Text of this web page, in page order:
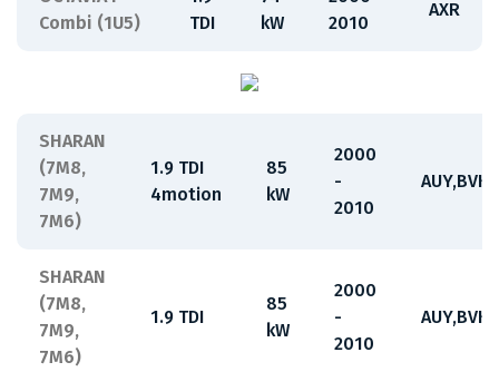
Combi (1U5)
TDI
kW
2010
AXR
SHARAN
(7M8,
7M9,
7M6)
1.9 TDI
4motion
85
kW
2000
-
2010
AUY,BVK
SHARAN
(7M8,
7M9,
7M6)
1.9 TDI
85
kW
2000
-
2010
AUY,BVK